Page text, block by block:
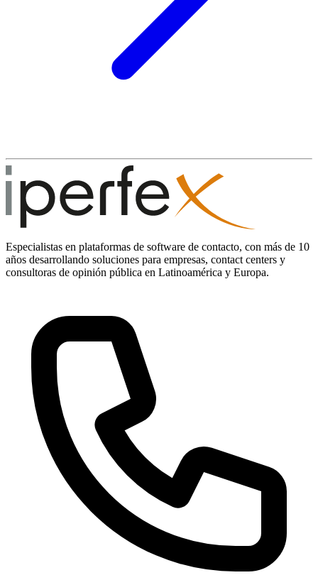
Especialistas en plataformas de software de contacto, con más de 10
años desarrollando soluciones para empresas, contact centers y
consultoras de opinión pública en Latinoamérica y Europa.